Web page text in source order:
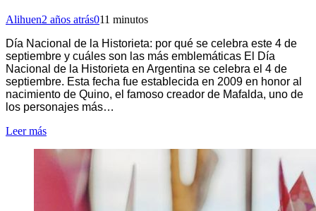
Alihuen2 años atrás011 minutos
Día Nacional de la Historieta: por qué se celebra este 4 de
septiembre y cuáles son las más emblemáticas El Día
Nacional de la Historieta en Argentina se celebra el 4 de
septiembre. Esta fecha fue establecida en 2009 en honor al
nacimiento de Quino, el famoso creador de Mafalda, uno de
los personajes más…
Leer más